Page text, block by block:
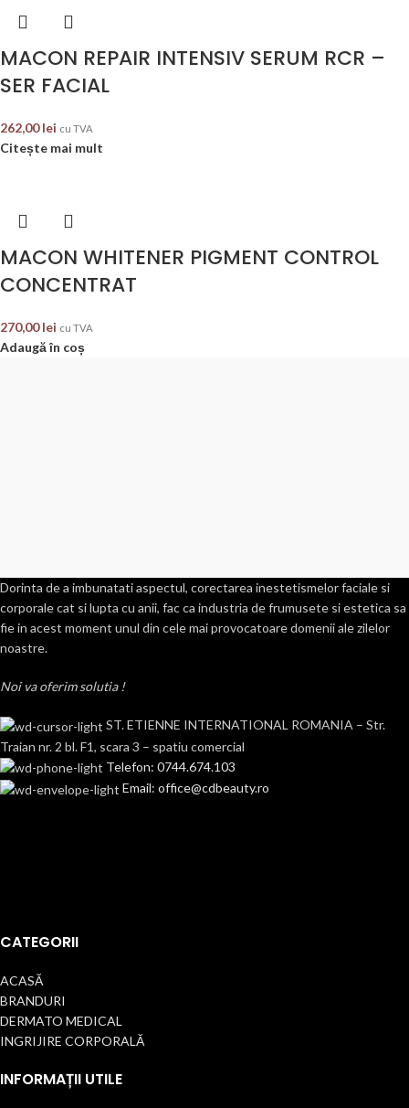
MACON REPAIR INTENSIV SERUM RCR –
SER FACIAL
262,00lei cu TVA
Citește mai mult
MACON WHITENER PIGMENT CONTROL
CONCENTRAT
270,00lei cu TVA
Adaugă în coș
Dorinta de a imbunatati aspectul, corectarea inestetismelor faciale si
corporale cat si lupta cu anii, fac ca industria de frumusete si estetica sa
fie in acest moment unul din cele mai provocatoare domenii ale zilelor
noastre.
Noi va oferim solutia !
ST. ETIENNE INTERNATIONAL ROMANIA – Str.
Traian nr. 2 bl. F1, scara 3 – spatiu comercial
Telefon: 0744.674.103
Email: office@cdbeauty.ro
CATEGORII
ACASĂ
BRANDURI
DERMATO MEDICAL
INGRIJIRE CORPORALĂ
INFORMAȚII UTILE